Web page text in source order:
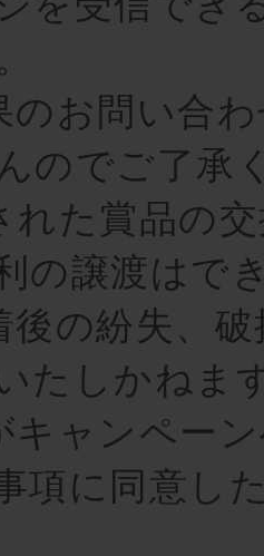
のお問い合
のでご了承
れた賞品の
の譲渡はで
後の紛失、
たしかねま
キャンペー
項に同意し